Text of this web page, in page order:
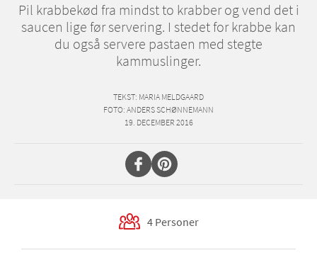
Pil krabbekød fra mindst to krabber og vend det i
saucen lige før servering. I stedet for krabbe kan
du også servere pastaen med stegte
kammuslinger.
TEKST: MARIA MELDGAARD
FOTO: ANDERS SCHØNNEMANN
19. DECEMBER 2016
4 Personer